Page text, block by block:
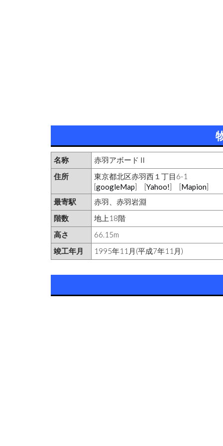
名称
赤羽アボードⅡ
住所
東京都北区赤羽西１丁目6-1
[googleMap] [Yahoo!] [Mapion]
最寄駅
赤羽、赤羽岩淵
階数
地上18階
高さ
66.15m
竣工年月
1995年11月(平成7年11月)